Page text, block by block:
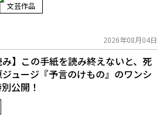
文芸作品
2026年08月04日
み】この手紙を読み終えないと、死
ジュージ『予言のけもの』のワンシ
公開！